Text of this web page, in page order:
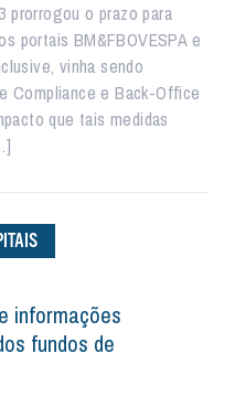
prorrogou o prazo para
portais BM&FBOVESPA e
vinha sendo
Compliance e Back-Office
que tais medidas
informações
fundos de